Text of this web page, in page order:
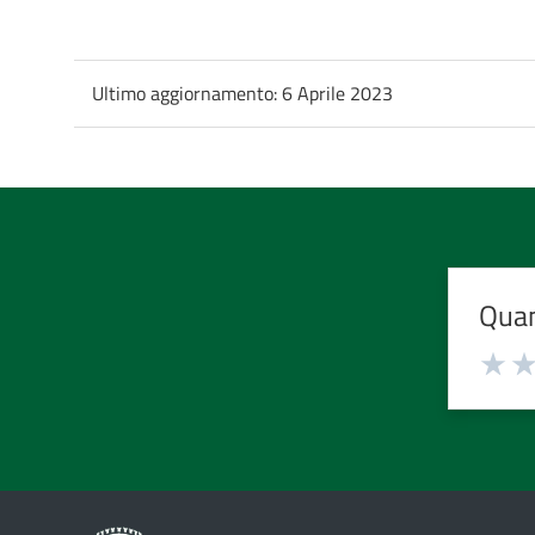
Ultimo aggiornamento:6 Aprile 2023
2
1